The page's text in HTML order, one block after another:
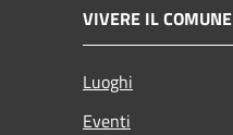
VIVERE IL COMUNE
Luoghi
Eventi